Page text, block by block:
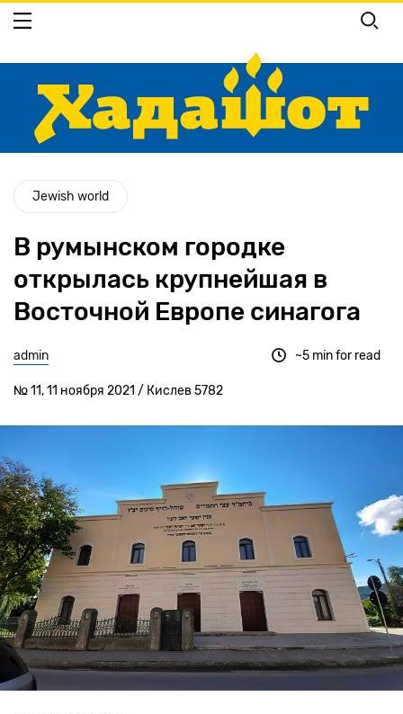
Перейти
основному
Jewish world
В румынском городке
открылась крупнейшая в
Восточной Европе синагога
admin
№ 11, 11 ноября 2021 / Кислев 5782
~5 min for read